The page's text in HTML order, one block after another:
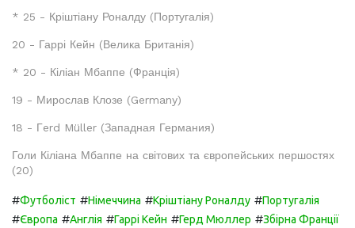
* 25 - Кріштіану Роналду (Португалія)
20 - Гаррі Кейн (Велика Британія)
* 20 - Кіліан Мбаппе (Франція)
19 - Мирослав Клозе (Germany)
18 - Гerd Müller (Западная Германия)
Голи Кіліана Мбаппе на світових та європейських першостях
(20)
#Футболіст #Німеччина #Кріштіану Роналду #Португалія
#Європа #Англія #Гаррі Кейн #Герд Мюллер #Збірна Франції